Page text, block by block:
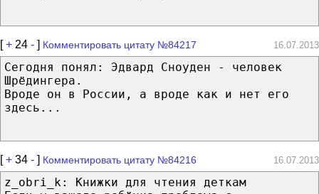
[+ 24 - ] Комментировать цитату №84217 16.07.2013
Сегодня понял: Эдвард Сноуден - человек
Шрёдингера.
Вроде он в России, а вроде как и нет его
здесь...
[+ 34 - ] Комментировать цитату №84216 16.07.2013
z_obri_k: Книжки для чтения деткам